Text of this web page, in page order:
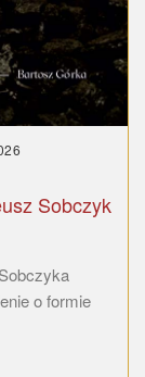
Sobczyk
o formie